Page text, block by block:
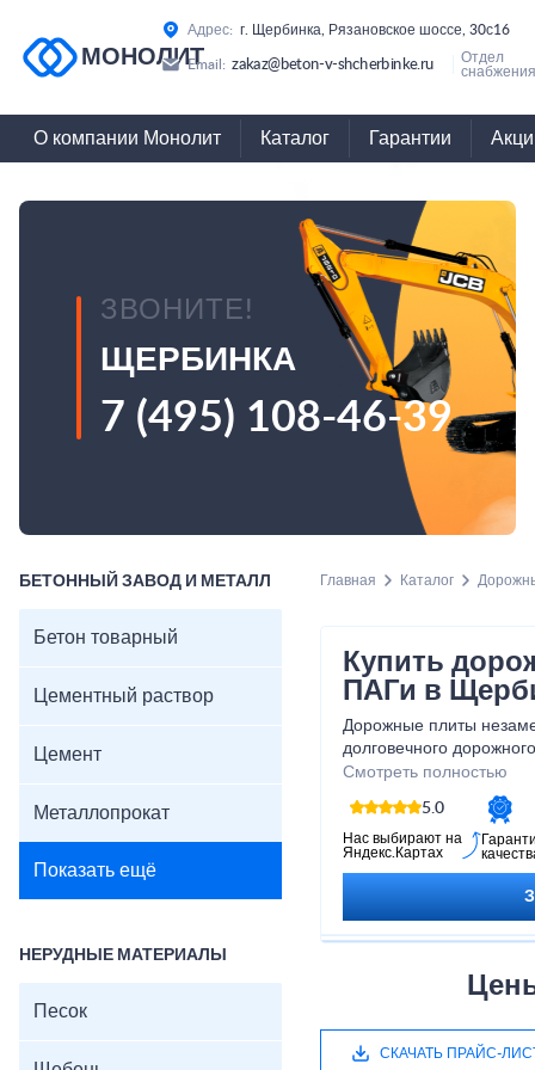
МОНОЛИТ
Адрес: г. Щербинка, Рязановское шоссе, 30с16
Email: zakaz@beton-v-shcherbinke.ru
Отдел
О компании Монолит Каталог Гарантии
ЗВОНИТЕ!
ЩЕРБИНКА
7 (495) 108-46-39
БЕТОННЫЙ ЗАВОД И МЕТАЛЛ
Бетон товарный
Цементный раствор
Цемент
Металлопрокат
Показать ещё
НЕРУДНЫЕ МАТЕРИАЛЫ
Песок
Главная Каталог
Купить
ПАГи в
Дорожные плиты
долговечного
предприятие
дорожных плит
соответствии с
ГОСТов.
Смотреть полностью
5.0
Нас выбирают на
Яндекс.Картах
СКАЧАТЬ ПРАЙС-